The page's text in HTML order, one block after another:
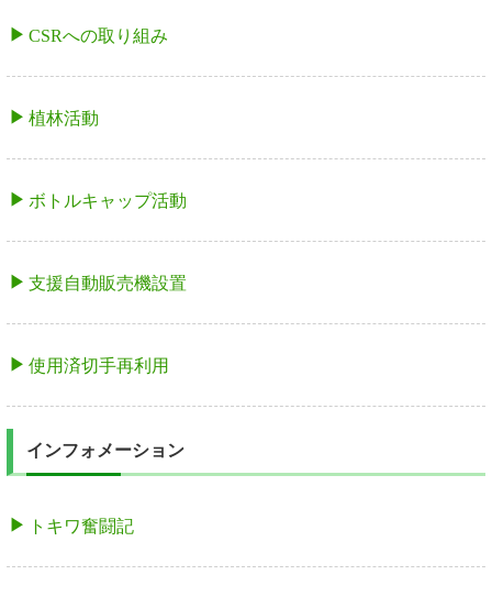
CSRへの取り組み
植林活動
ボトルキャップ活動
支援自動販売機設置
使用済切手再利用
インフォメーション
トキワ奮闘記